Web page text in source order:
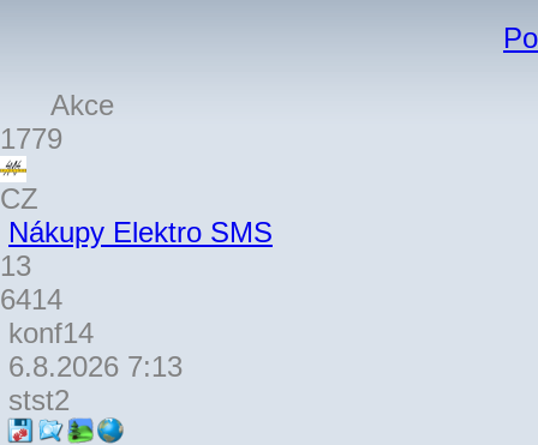
Akce
1779
CZ
Nákupy Elektro SMS
13
6414
konf14
6.8.2026 7:13
stst2